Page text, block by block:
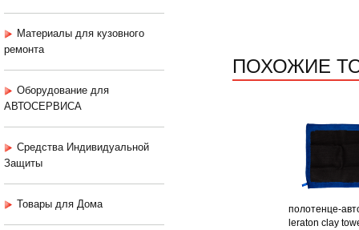
Материалы для кузовного
ремонта
Оборудование для
АВТОСЕРВИСА
Средства Индивидуальной
Защиты
Товары для Дома
ПОХОЖИЕ
полотенце-
leraton clay